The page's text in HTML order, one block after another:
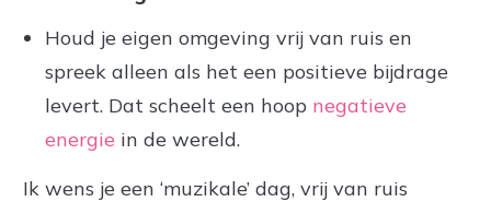
Houd je eigen omgeving vrij van ruis en
spreek alleen als het een positieve bijdrage
levert. Dat scheelt een hoop negatieve
energie in de wereld.
Ik wens je een ‘muzikale’ dag, vrij van ruis